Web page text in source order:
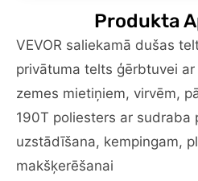
piekaramo
maisu,
mietiņiem,
virvēm,
pārnēsāšanas
somu,
Produkta
VEVOR saliekamā dušas
privātuma telts ģērbtuvei
zemes mietiņiem, virvēm,
190T poliesters ar sudraba
uzstādīšana, kempingam,
makšķerēšanai